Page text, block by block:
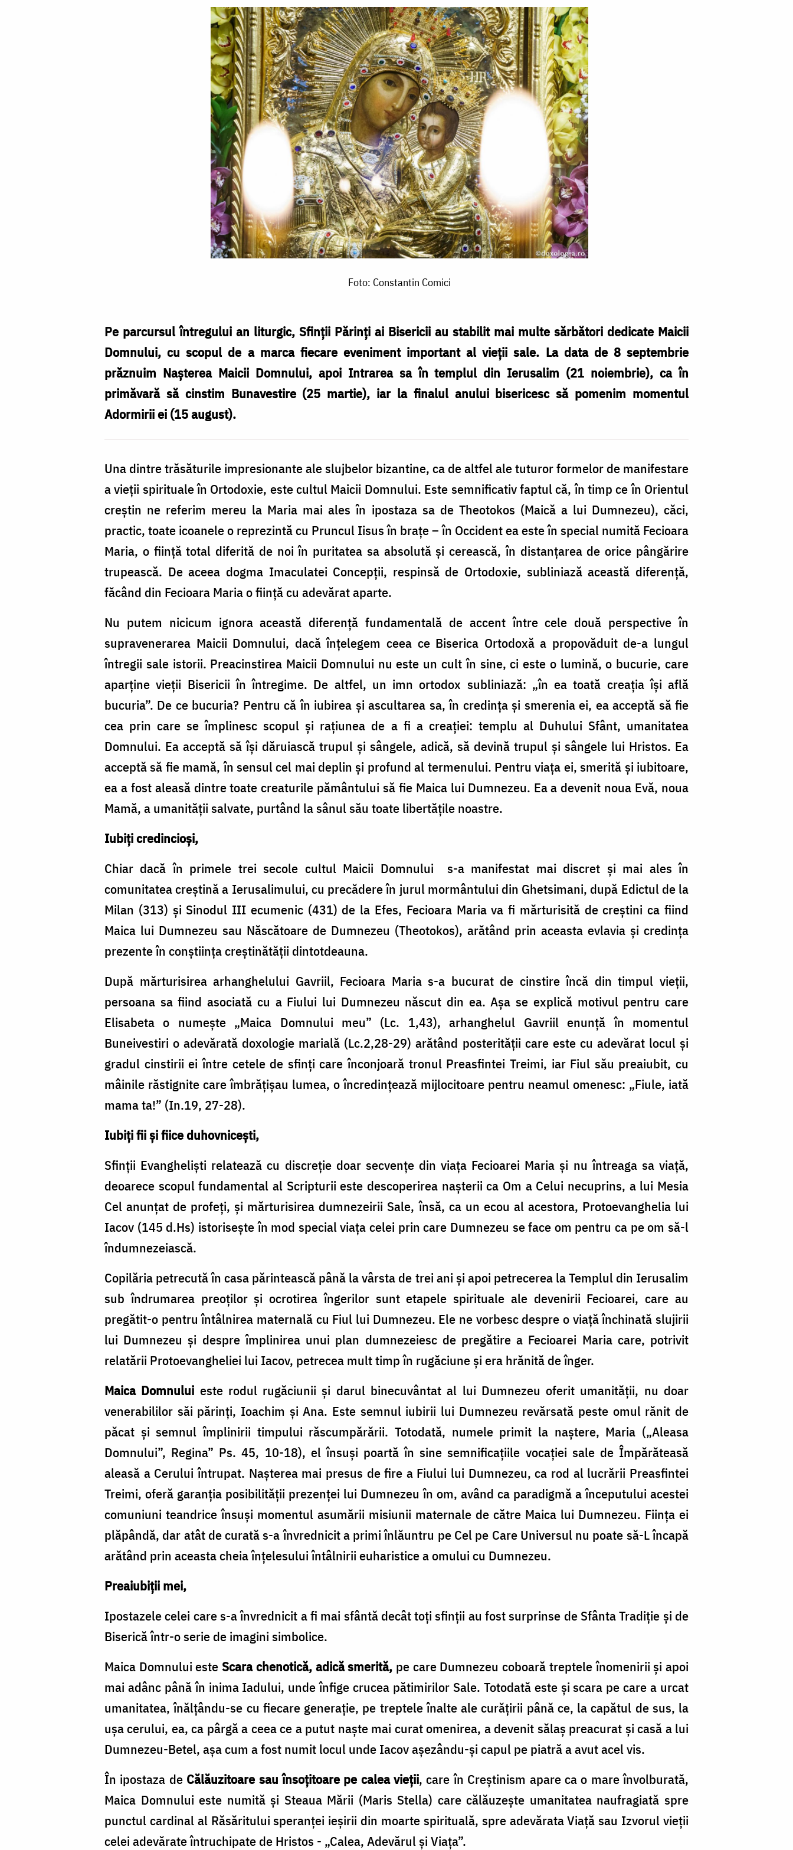
Foto: Constantin Comici
Pe parcursul întregului an liturgic, Sfinții Părinți ai Bisericii au stabilit mai multe sărbători dedicate Maicii
Domnului, cu scopul de a marca fiecare eveniment important al vieții sale. La data de 8 septembrie
prăznuim Nașterea Maicii Domnului, apoi Intrarea sa în templul din Ierusalim (21 noiembrie), ca în
primăvară să cinstim Bunavestire (25 martie), iar la finalul anului bisericesc să pomenim momentul
Adormirii ei (15 august).
Una dintre trăsăturile impresionante ale slujbelor bizantine, ca de altfel ale tuturor formelor de manifestare
a vieții spirituale în Ortodoxie, este cultul Maicii Domnului. Este semnificativ faptul că, în timp ce în Orientul
creștin ne referim mereu la Maria mai ales în ipostaza sa de Theotokos (Maică a lui Dumnezeu), căci,
practic, toate icoanele o reprezintă cu Pruncul Iisus în brațe – în Occident ea este în special numită Fecioara
Maria, o ființă total diferită de noi în puritatea sa absolută și cerească, în distanțarea de orice pângărire
trupească. De aceea dogma Imaculatei Concepții, respinsă de Ortodoxie, subliniază această diferență,
făcând din Fecioara Maria o ființă cu adevărat aparte.
Nu putem nicicum ignora această diferență fundamentală de accent între cele două perspective în
supravenerarea Maicii Domnului, dacă înțelegem ceea ce Biserica Ortodoxă a propovăduit de-a lungul
întregii sale istorii. Preacinstirea Maicii Domnului nu este un cult în sine, ci este o lumină, o bucurie, care
aparține vieții Bisericii în întregime. De altfel, un imn ortodox subliniază: „în ea toată creația își află
bucuria”. De ce bucuria? Pentru că în iubirea și ascultarea sa, în credința și smerenia ei, ea acceptă să fie
cea prin care se împlinesc scopul și rațiunea de a fi a creației: templu al Duhului Sfânt, umanitatea
Domnului. Ea acceptă să își dăruiască trupul și sângele, adică, să devină trupul și sângele lui Hristos. Ea
acceptă să fie mamă, în sensul cel mai deplin și profund al termenului. Pentru viața ei, smerită și iubitoare,
ea a fost aleasă dintre toate creaturile pământului să fie Maica lui Dumnezeu. Ea a devenit noua Evă, noua
Mamă, a umanității salvate, purtând la sânul său toate libertățile noastre.
Iubiți credincioși,
Chiar dacă în primele trei secole cultul Maicii Domnului s-a manifestat mai discret și mai ales în
comunitatea creștină a Ierusalimului, cu precădere în jurul mormântului din Ghetsimani, după Edictul de la
Milan (313) și Sinodul III ecumenic (431) de la Efes, Fecioara Maria va fi mărturisită de creștini ca fiind
Maica lui Dumnezeu sau Născătoare de Dumnezeu (Theotokos), arătând prin aceasta evlavia și credința
prezente în conștiința creștinătății dintotdeauna.
După mărturisirea arhanghelului Gavriil, Fecioara Maria s-a bucurat de cinstire încă din timpul vieții,
persoana sa fiind asociată cu a Fiului lui Dumnezeu născut din ea. Așa se explică motivul pentru care
Elisabeta o numește „Maica Domnului meu” (Lc. 1,43), arhanghelul Gavriil enunță în momentul
Buneivestiri o adevărată doxologie marială (Lc.2,28-29) arătând posterității care este cu adevărat locul și
gradul cinstirii ei între cetele de sfinți care înconjoară tronul Preasfintei Treimi, iar Fiul său preaiubit, cu
mâinile răstignite care îmbrățișau lumea, o încredințează mijlocitoare pentru neamul omenesc: „Fiule, iată
mama ta!” (In.19, 27-28).
Iubiți fii și fiice duhovnicești,
Sfinții Evangheliști relatează cu discreție doar secvențe din viața Fecioarei Maria și nu întreaga sa viață,
deoarece scopul fundamental al Scripturii este descoperirea nașterii ca Om a Celui necuprins, a lui Mesia
Cel anunțat de profeți, și mărturisirea dumnezeirii Sale, însă, ca un ecou al acestora, Protoevanghelia lui
Iacov (145 d.Hs) istorisește în mod special viața celei prin care Dumnezeu se face om pentru ca pe om să-l
îndumnezeiască.
Copilăria petrecută în casa părintească până la vârsta de trei ani și apoi petrecerea la Templul din Ierusalim
sub îndrumarea preoților și ocrotirea îngerilor sunt etapele spirituale ale devenirii Fecioarei, care au
pregătit-o pentru întâlnirea maternală cu Fiul lui Dumnezeu. Ele ne vorbesc despre o viață închinată slujirii
lui Dumnezeu și despre împlinirea unui plan dumnezeiesc de pregătire a Fecioarei Maria care, potrivit
relatării Protoevangheliei lui Iacov, petrecea mult timp în rugăciune și era hrănită de înger.
Maica Domnului este rodul rugăciunii și darul binecuvântat al lui Dumnezeu oferit umanității, nu doar
venerabililor săi părinți, Ioachim și Ana. Este semnul iubirii lui Dumnezeu revărsată peste omul rănit de
păcat și semnul împlinirii timpului răscumpărării. Totodată, numele primit la naștere, Maria („Aleasa
Domnului”, Regina” Ps. 45, 10-18), el însuși poartă în sine semnificațiile vocației sale de Împărăteasă
aleasă a Cerului întrupat. Nașterea mai presus de fire a Fiului lui Dumnezeu, ca rod al lucrării Preasfintei
Treimi, oferă garanția posibilității prezenței lui Dumnezeu în om, având ca paradigmă a începutului acestei
comuniuni teandrice însuși momentul asumării misiunii maternale de către Maica lui Dumnezeu. Ființa ei
plăpândă, dar atât de curată s-a învrednicit a primi înlăuntru pe Cel pe Care Universul nu poate să-L încapă
arătând prin aceasta cheia înțelesului întâlnirii euharistice a omului cu Dumnezeu.
Preaiubiții mei,
Ipostazele celei care s-a învrednicit a fi mai sfântă decât toți sfinții au fost surprinse de Sfânta Tradiție și de
Biserică într-o serie de imagini simbolice.
Maica Domnului esteScara chenotică, adică smerită, pe care Dumnezeu coboară treptele înomenirii și apoi
mai adânc până în inima Iadului, unde înfige crucea pătimirilor Sale. Totodată este și scara pe care a urcat
umanitatea, înălțându-se cu fiecare generație, pe treptele înalte ale curățirii până ce, la capătul de sus, la
ușa cerului, ea, ca pârgă a ceea ce a putut naște mai curat omenirea, a devenit sălaș preacurat și casă a lui
Dumnezeu-Betel, așa cum a fost numit locul unde Iacov așezându-și capul pe piatră a avut acel vis.
În ipostaza de Călăuzitoare sau însoțitoare pe calea vieții, care în Creștinism apare ca o mare învolburată,
Maica Domnului este numită și Steaua Mării (Maris Stella) care călăuzește umanitatea naufragiată spre
punctul cardinal al Răsăritului speranței ieșirii din moarte spirituală, spre adevărata Viață sau Izvorul vieții
celei adevărate întruchipate de Hristos - „Calea, Adevărul și Viața”.